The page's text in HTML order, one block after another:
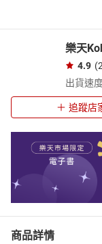
樂天
4.9
出貨速
追蹤店
商品詳情